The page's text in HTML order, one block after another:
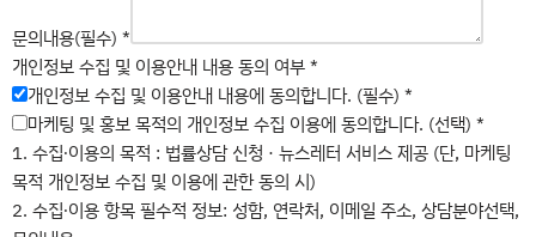
하
는
여
부
선
택
해
주
문의내용(필수) *
개인정보 수집 및 이용안내 내용 동의 여부*
개인정보 수집 및 이용안내 내용에 동의합니다. (필수) *
마케팅 및 홍보 목적의 개인정보 수집 이용에 동의합니다. (선택) *
1. 수집∙이용의 목적 : 법률상담 신청 · 뉴스레터 서비스 제공 (단, 마케팅
목적 개인정보 수집 및 이용에 관한 동의 시)
2. 수집∙이용 항목 필수적 정보: 성함, 연락처, 이메일 주소, 상담분야선택,